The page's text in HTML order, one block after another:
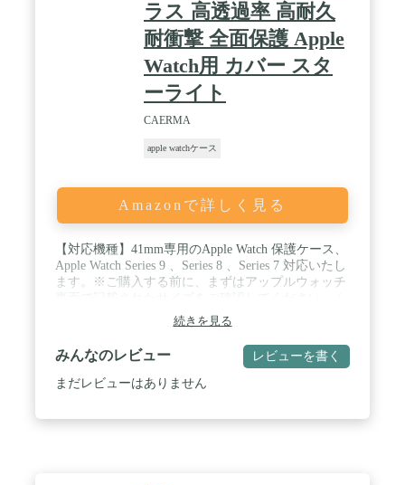
ます。 アップルウォッチ裏のセンサー部分にカバー
がない設計なので、保護ケースを装着したままでの
充電が可能です。 また、バンド部分に干渉しないカ
バーデザインでバンドの交換もスムーズにおこなえ
ます。ガラス面には、グレア現象（密着痕）を防止
するドット加工を施しております。（100%防ぐも
のではありません） 腕に着けたままかぶせるだけ。
ラスを使用しておりますが、一点に負荷がかかると
内側はドット加工が施されている為、お手入れの時
など摩耗により傷がつく場合があります。香水、溶
日焼け止め、油分、毛髪染料などは本製品及び
AppleWatchに悪影響を及ぼす可能性がありますので
付着しないようにしてください。ブラック・ホワイ
ラス 高透過率 高耐久
耐衝撃 全面保護 Apple
Watch用 カバー スタ
ーライト
CAERMA
apple watchケース
Amazonで詳しく見る
【対応機種】41mm専用のApple Watch 保護ケース、
Apple Watch Series 9 、Series 8 、Series 7 対応いたし
ます。※ご購入する前に、まずはアップルウォッチ
【防水＆防塵】内蔵されたシールでスクリーンへの
浸水を防いで、何度もApple Watch ケースを外して
水を拭き取る必要がありません。 シャワー、手洗
い、汗、雨、スポーツなどの日常着に最適です。 強
化ガラス表面に施された撥油コーティングにより、
続きを見る
みんなのレビュー レビューを書く
まだレビューはありません